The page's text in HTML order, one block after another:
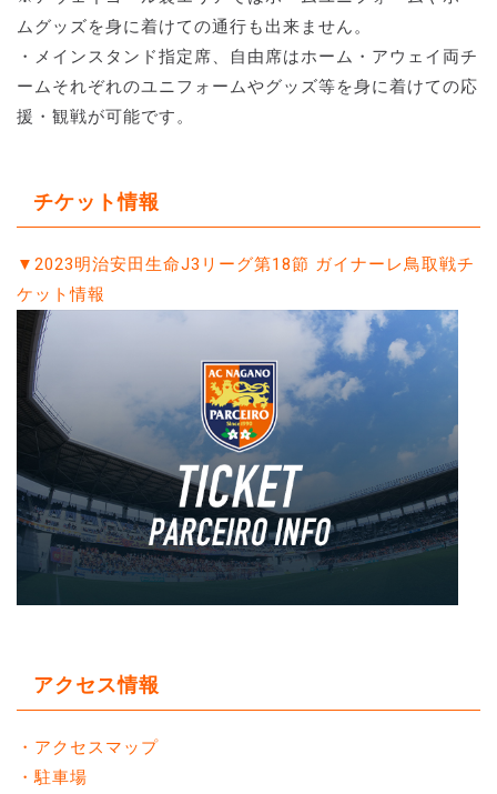
ムグッズを身に着けての通行も出来ません。
・メインスタンド指定席、自由席はホーム・アウェイ両チ
ームそれぞれのユニフォームやグッズ等を身に着けての応
援・観戦が可能です。
チケット情報
▼2023明治安田生命J3リーグ第18節 ガイナーレ鳥取戦チ
ケット情報
アクセス情報
・アクセスマップ
・駐車場